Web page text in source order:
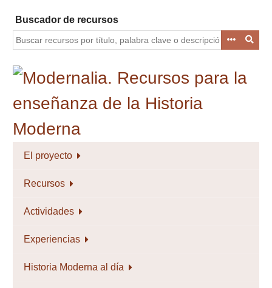
contenido
principal
Buscador de recursos
El proyecto
Recursos
Actividades
Experiencias
Historia Moderna al día